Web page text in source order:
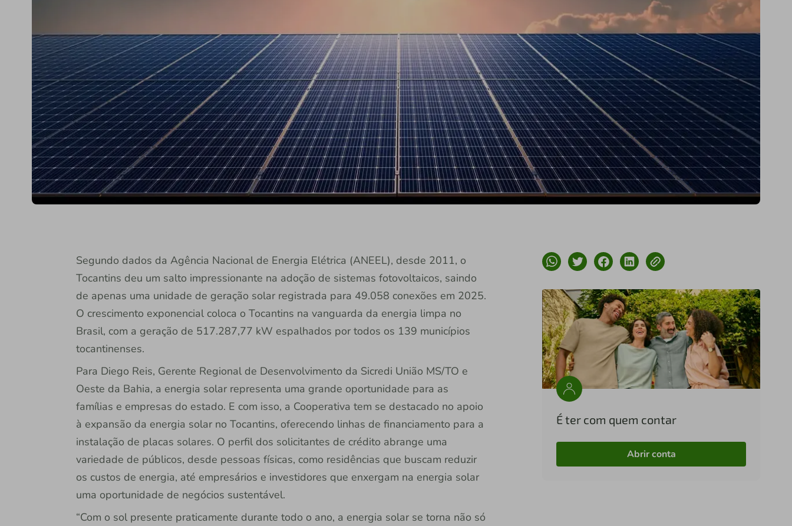
Segundo dados da Agência Nacional de Energia Elétrica (ANEEL), desde 2011, o
Tocantins deu um salto impressionante na adoção de sistemas fotovoltaicos, saindo
de apenas uma unidade de geração solar registrada para 49.058 conexões em 2025.
O crescimento exponencial coloca o Tocantins na vanguarda da energia limpa no
Brasil, com a geração de 517.287,77 kW espalhados por todos os 139 municípios
tocantinenses.
Para Diego Reis, Gerente Regional de Desenvolvimento da Sicredi União MS/TO e
Oeste da Bahia, a energia solar representa uma grande oportunidade para as
famílias e empresas do estado. E com isso, a Cooperativa tem se destacado no apoio
à expansão da energia solar no Tocantins, oferecendo linhas de financiamento para a
instalação de placas solares. O perfil dos solicitantes de crédito abrange uma
variedade de públicos, desde pessoas físicas, como residências que buscam reduzir
os custos de energia, até empresários e investidores que enxergam na energia solar
uma oportunidade de negócios sustentável.
“Com o sol presente praticamente durante todo o ano, a energia solar se torna não só
É ter com quem contar
Abrir conta